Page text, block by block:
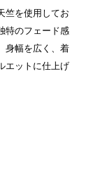
竺を使用してお
特のフェード感
身幅を広く、着
エットに仕上げ